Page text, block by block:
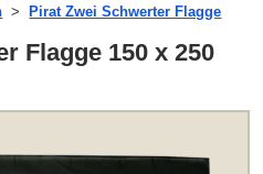
Pirat Zwei Schwerter Flagge
Flagge 150 x 250